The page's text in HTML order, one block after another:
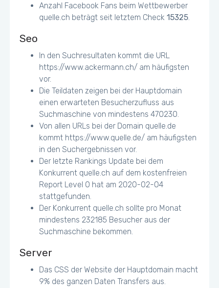
Anzahl Facebook Fans beim Wettbewerber
quelle.ch beträgt seit letztem Check 15325.
Seo
In den Suchresultaten kommt die URL
https://www.ackermann.ch/ am häufigsten
vor.
Die Teildaten zeigen bei der Hauptdomain
einen erwarteten Besucherzufluss aus
Suchmaschine von mindestens 470230.
Von allen URLs bei der Domain quelle.de
kommt https://www.quelle.de/ am häufigsten
in den Suchergebnissen vor.
Der letzte Rankings Update bei dem
Konkurrent quelle.ch auf dem kostenfreien
Report Level 0 hat am 2020-02-04
stattgefunden.
Der Konkurrent quelle.ch sollte pro Monat
mindestens 232185 Besucher aus der
Suchmaschine bekommen.
Server
Das CSS der Website der Hauptdomain macht
9% des ganzen Daten Transfers aus.